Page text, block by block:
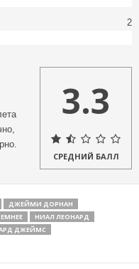
2
3.3
СРЕДНИЙ БАЛЛ
ДЖЕЙМИ ДОРНАН
НИАЛ ЛЕОНАРД
ДЖЕЙМС